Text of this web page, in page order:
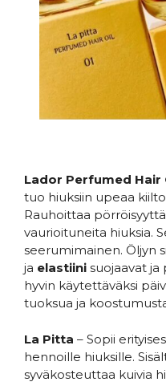
Lador Perfumed Hair
tuo hiuksiin upeaa
Rauhoittaa
vaurioituneita hiuksia.
seerumimainen. Öljyn
ja elastiini suojaavat ja
hyvin käytettäväksi
tuoksua ja
La Pitta – Sopii
hennoille hiuksille.
syväkosteuttaa kuivia